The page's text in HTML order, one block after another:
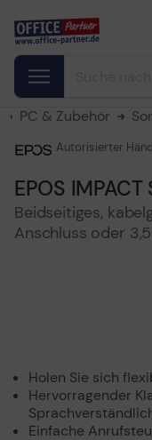
PC & Zubehör
EPOS
Beidseitiges,
Anschluss oder
Autorisierter
Holen Sie sich
Hervorragender
Einfache